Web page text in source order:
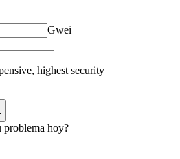
Gwei
highest security
problema hoy?